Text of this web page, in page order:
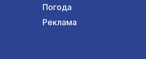
Погода
Реклама